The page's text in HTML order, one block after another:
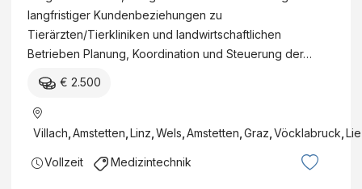
langfristiger Kundenbeziehungen zu
Tierärzten/Tierkliniken und landwirtschaftlichen
Betrieben Planung, Koordination und Steuerung der…
€ 2.500
Villach Amstetten Linz Wels Amstetten Graz Vöcklabruck
Vollzeit Medizintechnik